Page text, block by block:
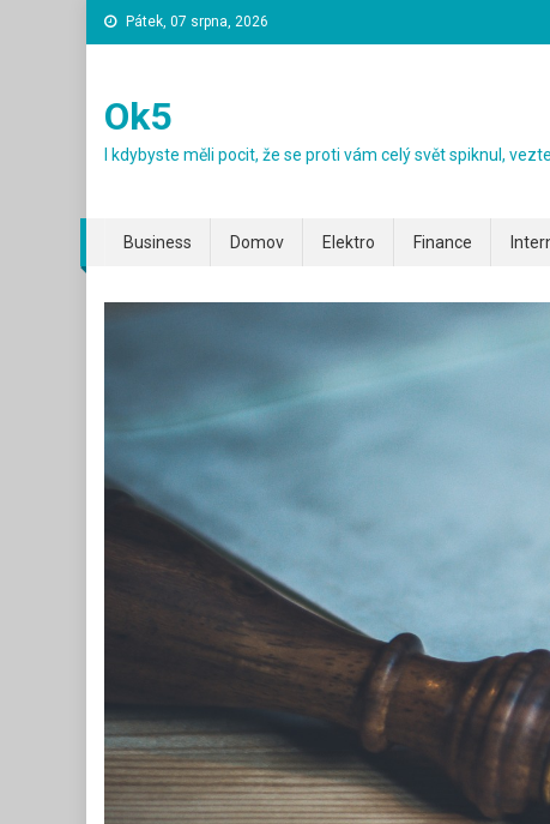
Skip
to
Pátek, 07 srpna, 2026
Ok5
I kdybyste měli pocit, že se proti vám celý svět spiknul,
Business Domov Elektro Finance